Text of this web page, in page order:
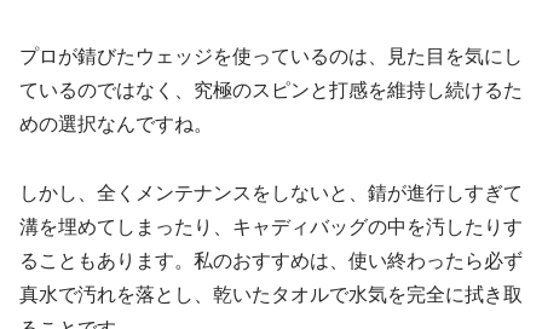
プロが錆びたウェッジを使っているのは、見た目を気にし
ているのではなく、究極のスピンと打感を維持し続けるた
めの選択なんですね。
しかし、全くメンテナンスをしないと、錆が進行しすぎて
溝を埋めてしまったり、キャディバッグの中を汚したりす
ることもあります。私のおすすめは、使い終わったら必ず
真水で汚れを落とし、乾いたタオルで水気を完全に拭き取